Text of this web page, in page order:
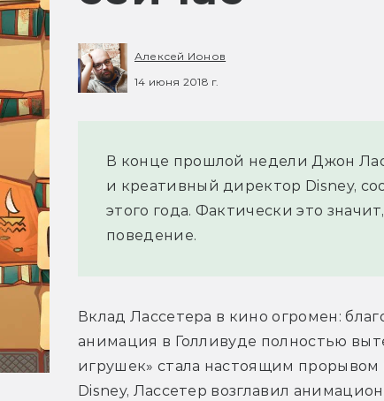
Алексей Ионов
14 июня 2018 г.
В конце прошлой недели Джон
и креативный директор Disney,
этого года. Фактически это
поведение.
Вклад Лассетера в кино огромен:
анимация в Голливуде полностью
игрушек» стала настоящим прорывом
Disney, Лассетер возглавил